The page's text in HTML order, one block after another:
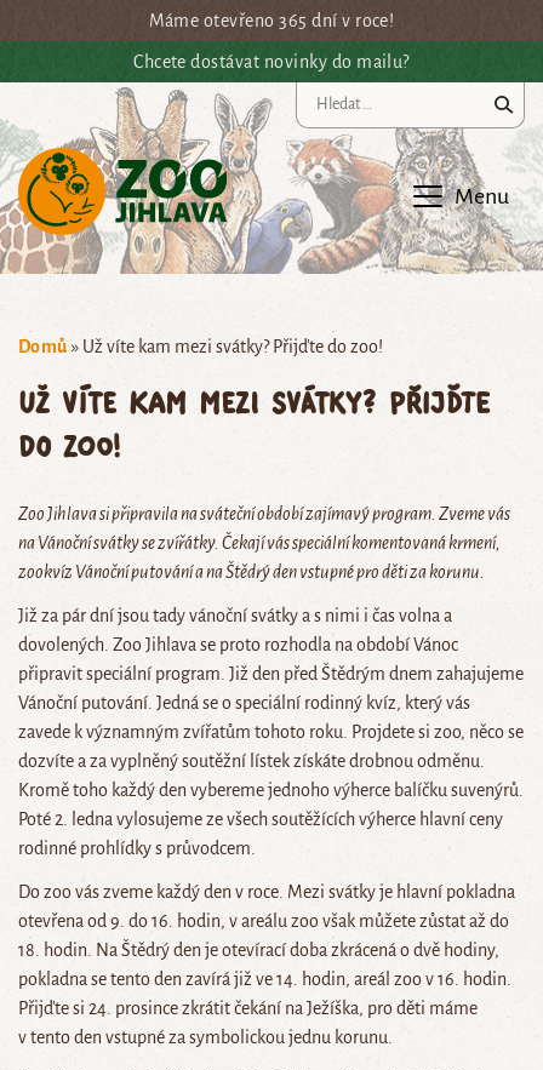
Přejít na hlavní obsahMáme otevřeno 365 dní v roce!
Chcete dostávat novinky do mailu?
Menu
Domů » Už víte kam mezi svátky? Přijďte do zoo!
Už víte kam mezi svátky? Přijďte
do zoo!
Zoo Jihlava si připravila na sváteční období zajímavý program. Zveme vás
na Vánoční svátky se zvířátky. Čekají vás speciální komentovaná krmení,
zookvíz Vánoční putování a na Štědrý den vstupné pro děti za korunu.
Již za pár dní jsou tady vánoční svátky a s nimi i čas volna a
dovolených. Zoo Jihlava se proto rozhodla na období Vánoc
připravit speciální program. Již den před Štědrým dnem zahajujeme
Vánoční putování. Jedná se o speciální rodinný kvíz, který vás
zavede k významným zvířatům tohoto roku. Projdete si zoo, něco se
dozvíte a za vyplněný soutěžní lístek získáte drobnou odměnu.
Kromě toho každý den vybereme jednoho výherce balíčku suvenýrů.
Poté 2. ledna vylosujeme ze všech soutěžících výherce hlavní ceny
rodinné prohlídky s průvodcem.
Do zoo vás zveme každý den v roce. Mezi svátky je hlavní pokladna
otevřena od 9. do 16. hodin, v areálu zoo však můžete zůstat až do
18. hodin. Na Štědrý den je otevírací doba zkrácená o dvě hodiny,
pokladna se tento den zavírá již ve 14. hodin, areál zoo v 16. hodin.
Přijďte si 24. prosince zkrátit čekání na Ježíška, pro děti máme
v tento den vstupné za symbolickou jednu korunu.